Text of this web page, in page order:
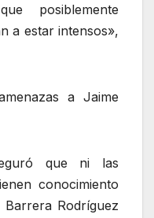
posiblemente
a estar intensos»,
a Jaime
que ni las
conocimiento
Rodríguez